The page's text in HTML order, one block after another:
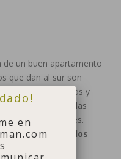
de un buen apartamento
que dan al sur son
fríos, húmedos y
buena luz por las
atardeceres.
decántate por los
en